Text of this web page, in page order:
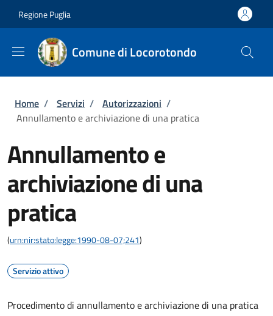
Regione Puglia
Comune di Locorotondo
Briciole di pane
Home / Servizi / Autorizzazioni /
Annullamento e archiviazione di una pratica
Annullamento e
archiviazione di una
pratica
(urn:nir:stato:legge:1990-08-07;241)
Servizio attivo
Procedimento di annullamento e archiviazione di una pratica